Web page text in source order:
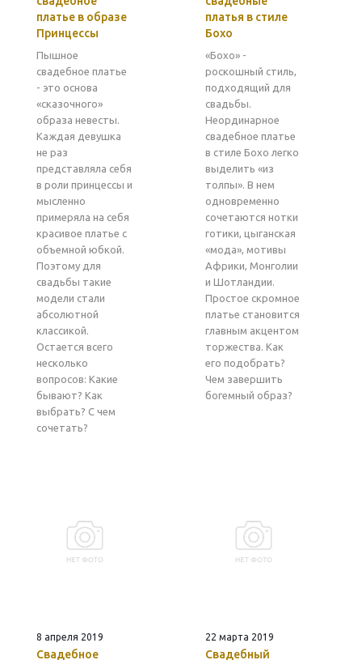
платье в образе
Принцессы
Пышное
свадебное платье
- это основа
«сказочного»
образа невесты.
Каждая девушка
не раз
представляла себя
в роли принцессы и
мысленно
примеряла на себя
красивое платье с
объемной юбкой.
Поэтому для
свадьбы такие
модели стали
абсолютной
классикой.
Остается всего
несколько
вопросов: Какие
бывают? Как
выбрать? С чем
сочетать?
платья в стиле
Бохо
«Бохо» -
роскошный стиль,
подходящий для
свадьбы.
Неординарное
свадебное платье
в стиле Бохо легко
выделить «из
толпы». В нем
одновременно
сочетаются нотки
готики, цыганская
«мода», мотивы
Африки, Монголии
и Шотландии.
Простое скромное
платье становится
главным акцентом
торжества. Как
его подобрать?
Чем завершить
богемный образ?
8 апреля 2019
Свадебное
22 марта 2019
Свадебный